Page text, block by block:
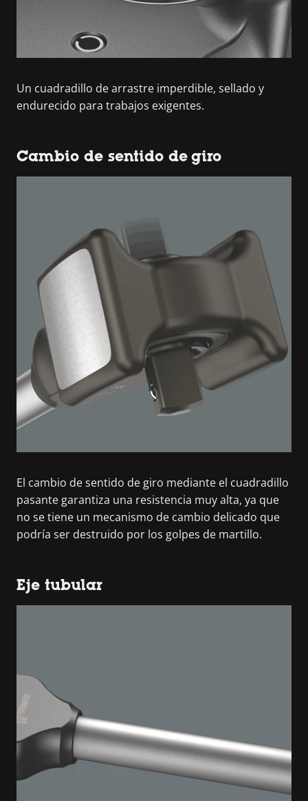
Un cuadradillo de arrastre imperdible, sellado y
endurecido para trabajos exigentes.
Cambio de sentido de giro
El cambio de sentido de giro mediante el cuadradillo
pasante garantiza una resistencia muy alta, ya que
no se tiene un mecanismo de cambio delicado que
podría ser destruido por los golpes de martillo.
Eje tubular